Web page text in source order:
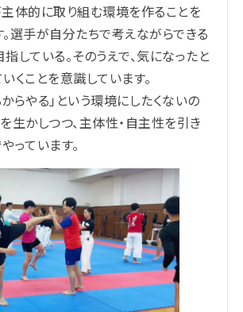
主体的に取り組む環境を作ることを
選手が自分たちで考えながらできる
している。そのうえで、気になったと
くことを意識しています。
らやる」という環境にしたくないの
生かしつつ、主体性・自主性を引き
っています。